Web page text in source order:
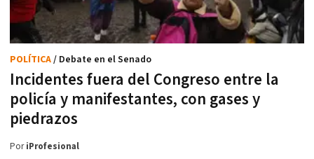
Incidentes fuera del Congreso entre la
policía y manifestantes, con gases y
piedrazos
POLÍTICA/ Debate en el Senado
PoriProfesional